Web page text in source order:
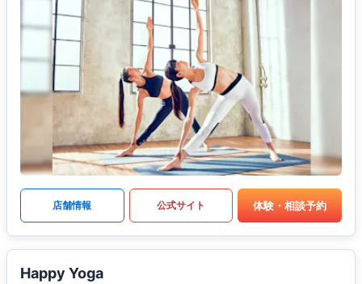
店舗情報 公式サイト 体験・相談予約
Happy Yoga